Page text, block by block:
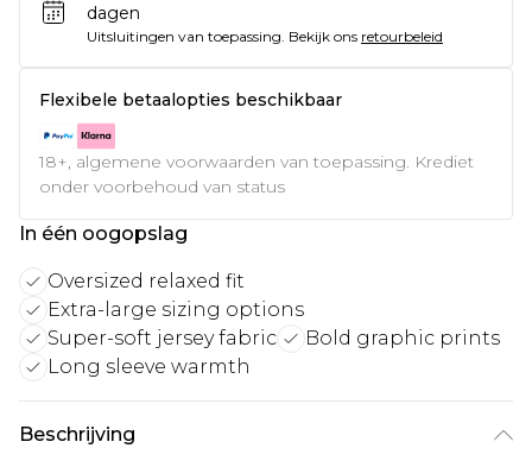
dagen
Uitsluitingen van toepassing. Bekijk ons retourbeleid
Flexibele betaalopties beschikbaar
18+, algemene voorwaarden van toepassing. Krediet
onder voorbehoud van status
In één oogopslag
Oversized relaxed fit
Extra-large sizing options
Super-soft jersey fabric
Bold graphic prints
Long sleeve warmth
Beschrijving